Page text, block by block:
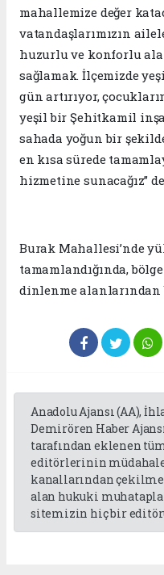
mahallemize değer
vatandaşlarımızın
huzurlu ve konforlu
sağlamak. İlçemizde
gün artırıyor,
yeşil bir Şehitkamil
sahada yoğun bir
en kısa sürede
hizmetine sunacağız”
Burak Mahallesi’nde
tamamlandığında,
dinlenme
Anadolu Ajansı (AA),
Demirören Haber
tarafından eklenen
editörlerinin
kanallarından
alan hukuki
sitemizin hiç bir